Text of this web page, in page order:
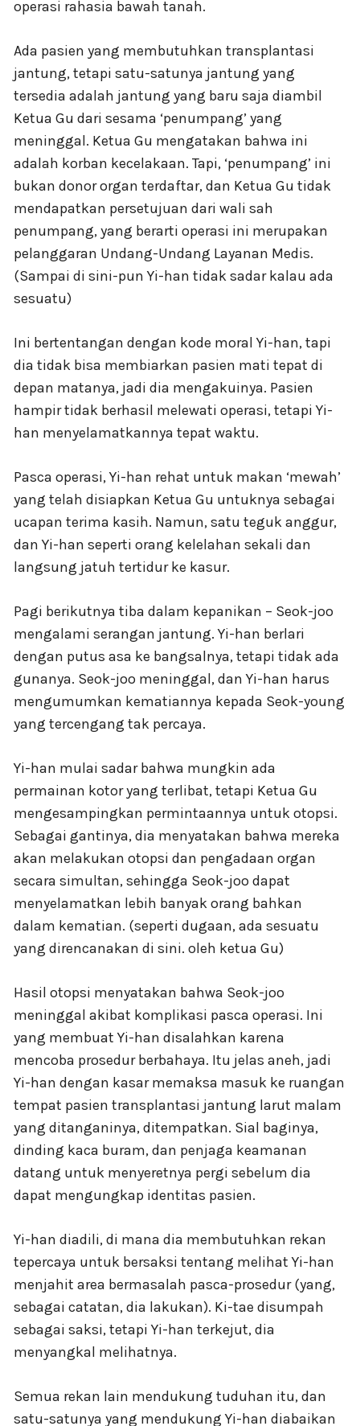
operasi rahasia bawah tanah.
Ada pasien yang membutuhkan transplantasi
jantung, tetapi satu-satunya jantung yang
tersedia adalah jantung yang baru saja diambil
Ketua Gu dari sesama ‘penumpang’ yang
meninggal. Ketua Gu mengatakan bahwa ini
adalah korban kecelakaan. Tapi, ‘penumpang’ ini
bukan donor organ terdaftar, dan Ketua Gu tidak
mendapatkan persetujuan dari wali sah
penumpang, yang berarti operasi ini merupakan
pelanggaran Undang-Undang Layanan Medis.
(Sampai di sini-pun Yi-han tidak sadar kalau ada
sesuatu)
Ini bertentangan dengan kode moral Yi-han, tapi
dia tidak bisa membiarkan pasien mati tepat di
depan matanya, jadi dia mengakuinya. Pasien
hampir tidak berhasil melewati operasi, tetapi Yi-
han menyelamatkannya tepat waktu.
Pasca operasi, Yi-han rehat untuk makan ‘mewah’
yang telah disiapkan Ketua Gu untuknya sebagai
ucapan terima kasih. Namun, satu teguk anggur,
dan Yi-han seperti orang kelelahan sekali dan
langsung jatuh tertidur ke kasur.
Pagi berikutnya tiba dalam kepanikan – Seok-joo
mengalami serangan jantung. Yi-han berlari
dengan putus asa ke bangsalnya, tetapi tidak ada
gunanya. Seok-joo meninggal, dan Yi-han harus
mengumumkan kematiannya kepada Seok-young
yang tercengang tak percaya.
Yi-han mulai sadar bahwa mungkin ada
permainan kotor yang terlibat, tetapi Ketua Gu
mengesampingkan permintaannya untuk otopsi.
Sebagai gantinya, dia menyatakan bahwa mereka
akan melakukan otopsi dan pengadaan organ
secara simultan, sehingga Seok-joo dapat
menyelamatkan lebih banyak orang bahkan
dalam kematian. (seperti dugaan, ada sesuatu
yang direncanakan di sini. oleh ketua Gu)
Hasil otopsi menyatakan bahwa Seok-joo
meninggal akibat komplikasi pasca operasi. Ini
yang membuat Yi-han disalahkan karena
mencoba prosedur berbahaya. Itu jelas aneh, jadi
Yi-han dengan kasar memaksa masuk ke ruangan
tempat pasien transplantasi jantung larut malam
yang ditanganinya, ditempatkan. Sial baginya,
dinding kaca buram, dan penjaga keamanan
datang untuk menyeretnya pergi sebelum dia
dapat mengungkap identitas pasien.
Yi-han diadili, di mana dia membutuhkan rekan
tepercaya untuk bersaksi tentang melihat Yi-han
menjahit area bermasalah pasca-prosedur (yang,
sebagai catatan, dia lakukan). Ki-tae disumpah
sebagai saksi, tetapi Yi-han terkejut, dia
menyangkal melihatnya.
Semua rekan lain mendukung tuduhan itu, dan
satu-satunya yang mendukung Yi-han diabaikan